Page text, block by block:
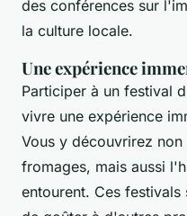
des conférences sur
la culture locale.
Une expérience
Participer à un festival
vivre une expérience
Vous y découvrirez
fromages, mais aussi
entourent. Ces